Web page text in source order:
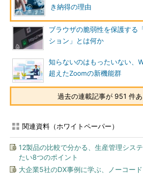
き納得の理由
ブラウザの脆弱性を保護する
ション」とは何か
知らないのはもったいない、
超えたZoomの新機能群
過去の連載記事が 951 件
関連資料（ホワイトペーパー）
12製品の比較で分かる、生産管理シス
たい8つのポイント
大企業5社のDX事例に学ぶ、ノーコー